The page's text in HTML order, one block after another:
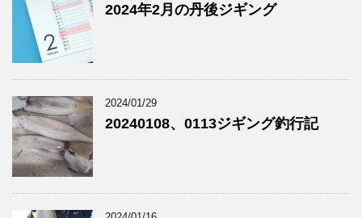
2024年2月の丹後ジギング
2024/01/29
20240108、0113ジギング釣行記